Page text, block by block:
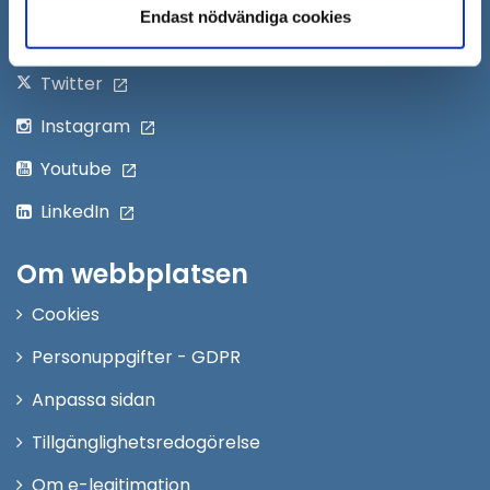
Endast nödvändiga cookies
fönster
Facebook
Twitter
Instagram
Youtube
LinkedIn
Om webbplatsen
Cookies
Personuppgifter - GDPR
Anpassa sidan
Tillgänglighetsredogörelse